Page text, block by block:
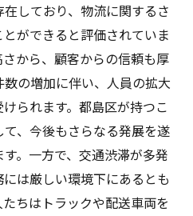
しており、物流に関するさ
ができると評価されていま
から、顧客からの信頼も厚
の増加に伴い、人員の拡大
られます。都島区が持つこ
、今後もさらなる発展を遂
。一方で、交通渋滞が多発
は厳しい環境下にあるとも
ちはトラックや配送車両を